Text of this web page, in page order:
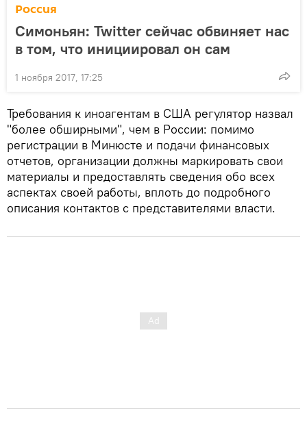
Россия
Симоньян: Twitter сейчас обвиняет нас
в том, что инициировал он сам
1 ноября 2017, 17:25
Требования к иноагентам в США регулятор назвал
"более обширными", чем в России: помимо
регистрации в Минюсте и подачи финансовых
отчетов, организации должны маркировать свои
материалы и предоставлять сведения обо всех
аспектах своей работы, вплоть до подробного
описания контактов с представителями власти.